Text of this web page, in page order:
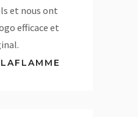
et nous ont
efficace et